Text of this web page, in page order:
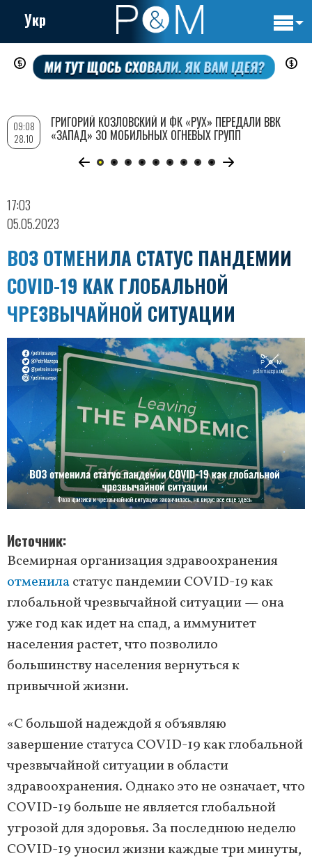
Перейти
содержанию
Укр
17:03
05.05.2023
ВОЗ ОТМЕНИЛА СТАТУС ПАНДЕМИИ
COVID-19 КАК ГЛОБАЛЬНОЙ
ЧРЕЗВЫЧАЙНОЙ СИТУАЦИИ
Источник
Всемирная организация здравоохранения
отмениластатус пандемии COVID-19 как
глобальной чрезвычайной ситуации — она
уже год как идет на спад, а иммунитет
населения растет, что позволило
большинству населения вернуться к
привычной жизни.
«С большой надеждой я объявляю
завершение статуса COVID-19 как глобальной
чрезвычайной ситуации в области
здравоохранения. Однако это не означает, что
COVID-19 больше не является глобальной
угрозой для здоровья. За последнюю неделю
COVID-19 уносил жизни каждые три минуты,
09:08
28.10
ГРИГОРИЙ КОЗЛОВСКИЙ И ФК «РУХ» ПЕРЕДАЛИ ВВК
«ЗАПАД» 30 МОБИЛЬНЫХ ОГНЕВЫХ ГРУПП